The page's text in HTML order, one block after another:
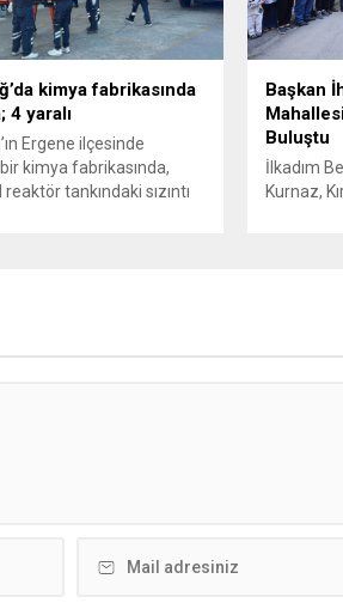
Kurulu’na (YDK) sevk
partideki tüm
hale
kimya fabrikasında
4 yaralı
Ergene ilçesinde
kimya fabrikasında,
tankındaki sızıntı
sızıntı incelemesi
Başkan
Buluştu
İlkadım
Kurnaz,